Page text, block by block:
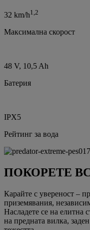
32 km/h1,2
Максимална скорост
48 V, 10,5 Ah
Батерия
IPX5
Рейтинг за вода
ПОКОРЕТЕ
Карайте с увереност –
приземявания,
Насладете се на елитна
на предната вилка,